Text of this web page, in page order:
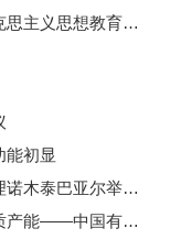
伟大征程丨延安整风：一次深刻的马克思主义思想教育运动
能初显
中铝集团董事长段向东与蒙古国副总理诺木泰巴亚尔举行会谈
锻造无愧时代无愧使命的世界一流新质产能——中国有色金属工业的战略应对与破局之道（二）